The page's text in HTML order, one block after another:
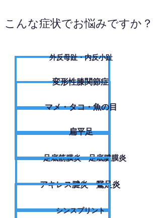
こんな症状でお悩みですか？
外反母趾・内反小趾
変形性膝関節症
​マメ・タコ・魚の目
扁平足
足底筋膜炎・足底腱膜炎
アキレス腱炎・鵞足炎
シンスプリント